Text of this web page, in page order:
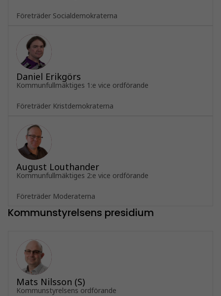
Företräder Socialdemokraterna
Daniel Erikgörs
Kommunfullmäktiges 1:e vice ordförande
Företräder Kristdemokraterna
August Louthander
Kommunfullmäktiges 2:e vice ordförande
Företräder Moderaterna
Kommunstyrelsens presidium
Mats Nilsson (S)
Kommunstyrelsens ordförande